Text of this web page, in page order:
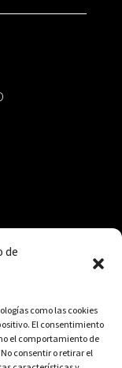
de
como las cookies
El consentimiento
el comportamiento de
consentir o retirar el